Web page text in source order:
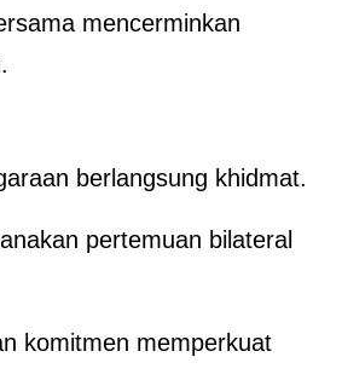
mencerminkan
berlangsung khidmat.
pertemuan bilateral
komitmen memperkuat